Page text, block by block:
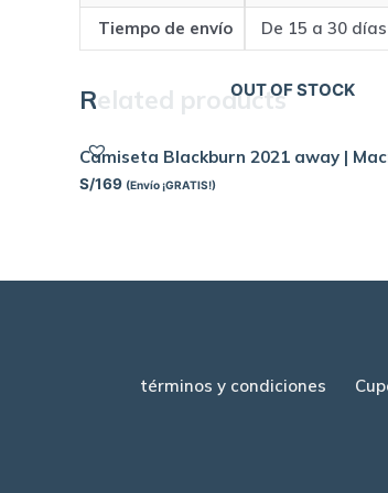
Tiempo de envío De 15 a 30
Related productsOUT OF STOCK
Camiseta Blackburn 2021 away |
S/169 (Envío ¡GRATIS!)
términos y condiciones